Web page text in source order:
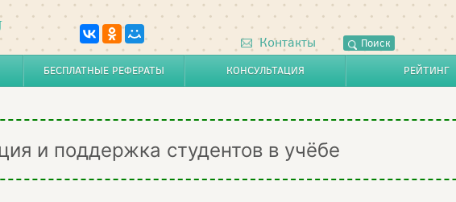
Контакты Поиск
БЕСПЛАТНЫЕ РЕФЕРАТЫ КОНСУЛЬТАЦИЯ РЕЙТИНГ
и поддержка студентов в учёбе